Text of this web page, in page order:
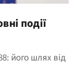
події
його шлях від